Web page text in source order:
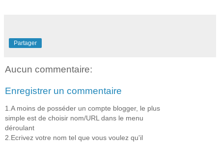
Partager
Aucun commentaire:
Enregistrer un commentaire
1.A moins de posséder un compte blogger, le plus
simple est de choisir nom/URL dans le menu
déroulant
2.Ecrivez votre nom tel que vous voulez qu'il